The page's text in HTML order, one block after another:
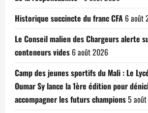
Historique succincte du franc CFA 6 août
Le Conseil malien des Chargeurs alerte
conteneurs vides 6 août 2026
Camp des jeunes sportifs du Mali : Le
Oumar Sy lance la 1ère édition pour
accompagner les futurs champions5